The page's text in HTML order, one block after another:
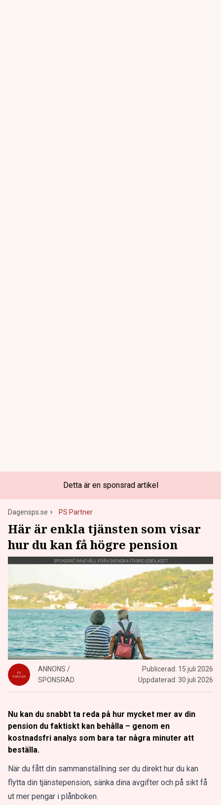
Detta är en sponsrad artikel
Dagensps.se PS Partner
Här är enkla tjänsten som visar
hur du kan få högre pension
ANNONS /
SPONSRAD
Publicerad: 15 juli 2026
Uppdaterad: 30 juli 2026
Nu kan du snabbt ta reda på hur mycket mer av din
pension du faktiskt kan behålla – genom en
kostnadsfri analys som bara tar några minuter att
beställa.
När du fått din sammanställning ser du direkt hur du kan
flytta din tjänstepension, sänka dina avgifter och på sikt få
ut mer pengar i plånboken.